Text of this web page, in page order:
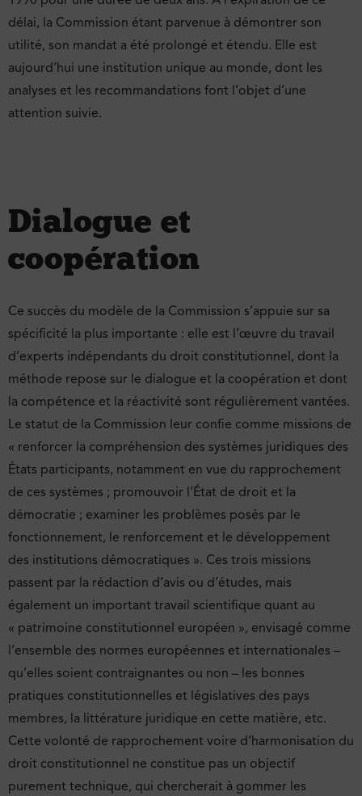
délai, la Commission étant parvenue à démontrer son
utilité, son mandat a été prolongé et étendu. Elle est
aujourd’hui une institution unique au monde, dont les
analyses et les recommandations font l’objet d’une
attention suivie.
Dialogue et
coopération
Ce succès du modèle de la Commission s’appuie sur sa
spécificité la plus importante : elle est l’œuvre du travail
d’experts indépendants du droit constitutionnel, dont la
méthode repose sur le dialogue et la coopération et dont
la compétence et la réactivité sont régulièrement vantées.
Le statut de la Commission leur confie comme missions de
« renforcer la compréhension des systèmes juridiques des
États participants, notamment en vue du rapprochement
de ces systèmes ; promouvoir l’État de droit et la
démocratie ; examiner les problèmes posés par le
fonctionnement, le renforcement et le développement
des institutions démocratiques ». Ces trois missions
passent par la rédaction d’avis ou d’études, mais
également un important travail scientifique quant au
« patrimoine constitutionnel européen », envisagé comme
l’ensemble des normes européennes et internationales –
qu’elles soient contraignantes ou non – les bonnes
pratiques constitutionnelles et législatives des pays
membres, la littérature juridique en cette matière, etc.
Cette volonté de rapprochement voire d’harmonisation du
droit constitutionnel ne constitue pas un objectif
purement technique, qui chercherait à gommer les